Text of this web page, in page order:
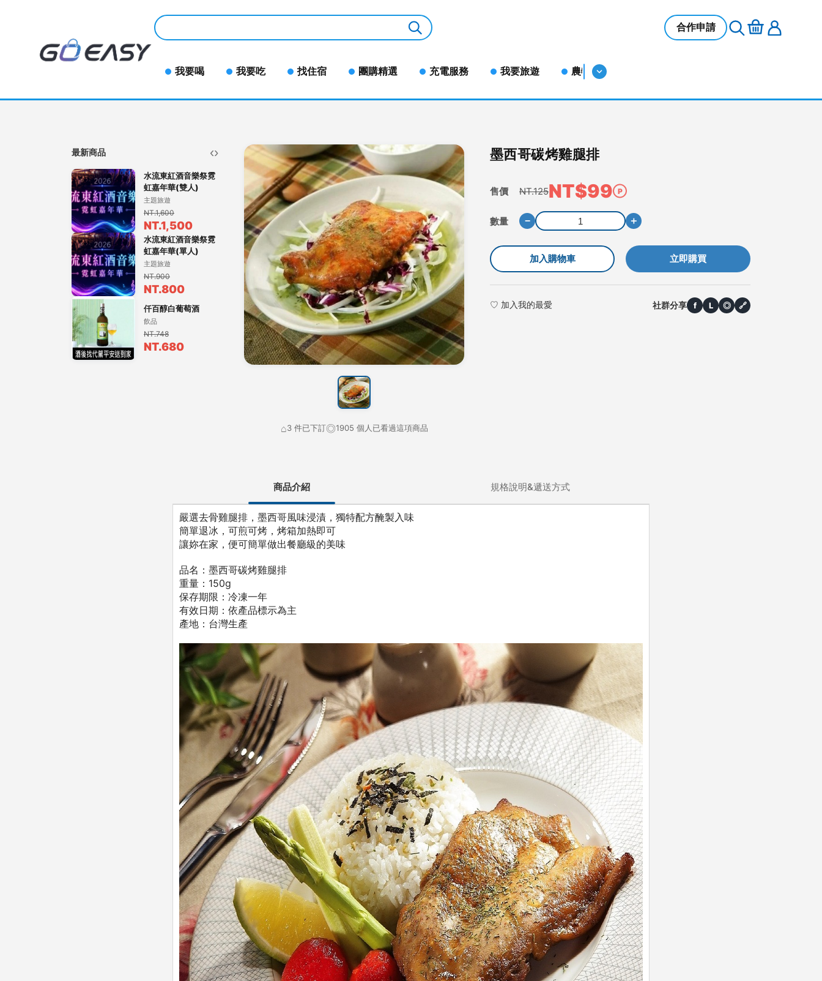
合作申請
我要喝 我要吃 找住宿 團購精選 充電服務 我要旅遊 農特產品
最新商品 ‹›
水流東紅酒音樂祭霓
虹嘉年華(雙人)
主題旅遊
NT.1,600
NT.1,500
水流東紅酒音樂祭霓
虹嘉年華(單人)
主題旅遊
NT.900
NT.800
仟百醇白葡萄酒
飲品
NT.748
NT.680
⌂3 件已下訂◎1905 個人已看過這項商品
墨西哥碳烤雞腿排
售價 NT.125NT$99
數量 − ＋
加入購物車 立即購買
♡ 加入我的最愛 社群分享 f L ◎ 🔗
商品介紹 規格說明&遞送方式
嚴選去骨雞腿排，墨西哥風味浸漬，獨特配方醃製入味
簡單退冰，可煎可烤，烤箱加熱即可
讓妳在家，便可簡單做出餐廳級的美味
品名：墨西哥碳烤雞腿排
重量：150g
保存期限：冷凍一年
有效日期：依產品標示為主
產地：台灣生產